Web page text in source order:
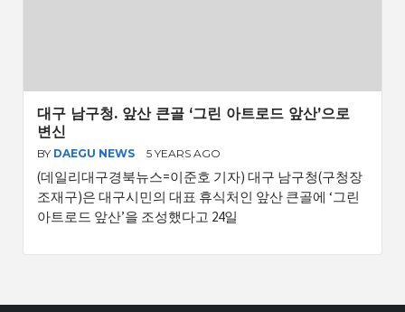
대구 남구청. 앞산 큰골 ‘그린 아트로드 앞산’으로
변신
BY DAEGU NEWS 5 YEARS AGO
(데일리대구경북뉴스=이준호 기자) 대구 남구청(구청장
조재구)은 대구시민의 대표 휴식처인 앞산 큰골에 ‘그린
아트로드 앞산’을 조성했다고 24일